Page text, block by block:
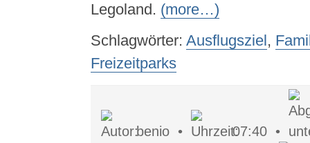
Legoland. (more…)
Schlagwörter: Ausflugsziel,
Freizeitparks
benio • 07:40 •